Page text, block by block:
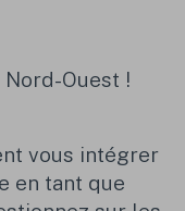
Ouest !
vous intégrer
en tant que